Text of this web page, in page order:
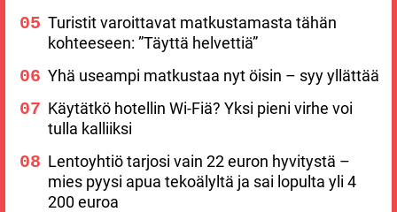
Turistit varoittavat matkustamasta tähän
kohteeseen: ”Täyttä helvettiä”
Yhä useampi matkustaa nyt öisin – syy yllättää
Käytätkö hotellin Wi-Fiä? Yksi pieni virhe voi
tulla kalliiksi
Lentoyhtiö tarjosi vain 22 euron hyvitystä –
mies pyysi apua tekoälyltä ja sai lopulta yli 4
200 euroa